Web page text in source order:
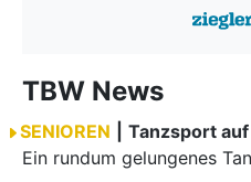
TBW News
SENIOREN